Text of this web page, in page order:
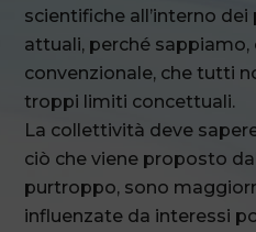
scientifiche all’interno
attuali, perché sappiamo,
convenzionale, che tutti
troppi limiti concettuali.
La collettività deve
ciò che viene proposto
purtroppo, sono
influenzate da interessi